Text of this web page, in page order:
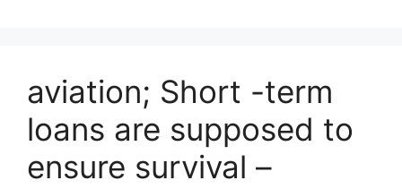
aviation; Short -term
loans are supposed to
ensure survival –